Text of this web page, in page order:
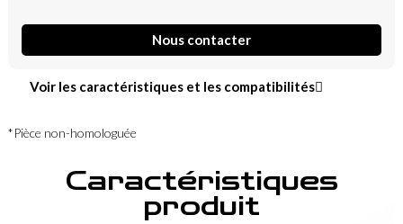
Nous contacter
Voir les caractéristiques et les compatibilités
*Pièce non-homologuée
Caractéristiques
produit